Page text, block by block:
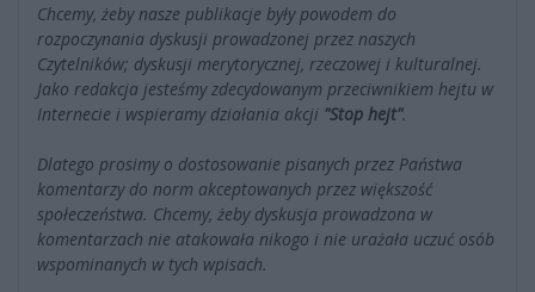
Chcemy, żeby nasze publikacje były powodem do
rozpoczynania dyskusji prowadzonej przez naszych
Czytelników; dyskusji merytorycznej, rzeczowej i kulturalnej.
Jako redakcja jesteśmy zdecydowanym przeciwnikiem hejtu w
Internecie i wspieramy działania akcji "Stop hejt".
Dlatego prosimy o dostosowanie pisanych przez Państwa
komentarzy do norm akceptowanych przez większość
społeczeństwa. Chcemy, żeby dyskusja prowadzona w
komentarzach nie atakowała nikogo i nie urażała uczuć osób
wspominanych w tych wpisach.